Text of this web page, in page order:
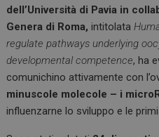
dell’Università di Pavia in
Genera di Roma, intitolata
regulate pathways underlying
developmental competence, ha
comunichino attivamente con
minuscole molecole – i
influenzarne lo sviluppo e le